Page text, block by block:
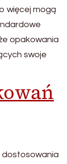
więcej mogą
opakowania
swoje
dostosowania